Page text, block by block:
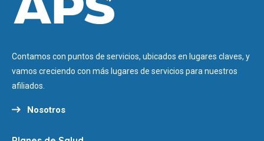
Contamos con puntos de servicios, ubicados en lugares claves, y
vamos creciendo con más lugares de servicios para nuestros
afiliados.
Nosotros